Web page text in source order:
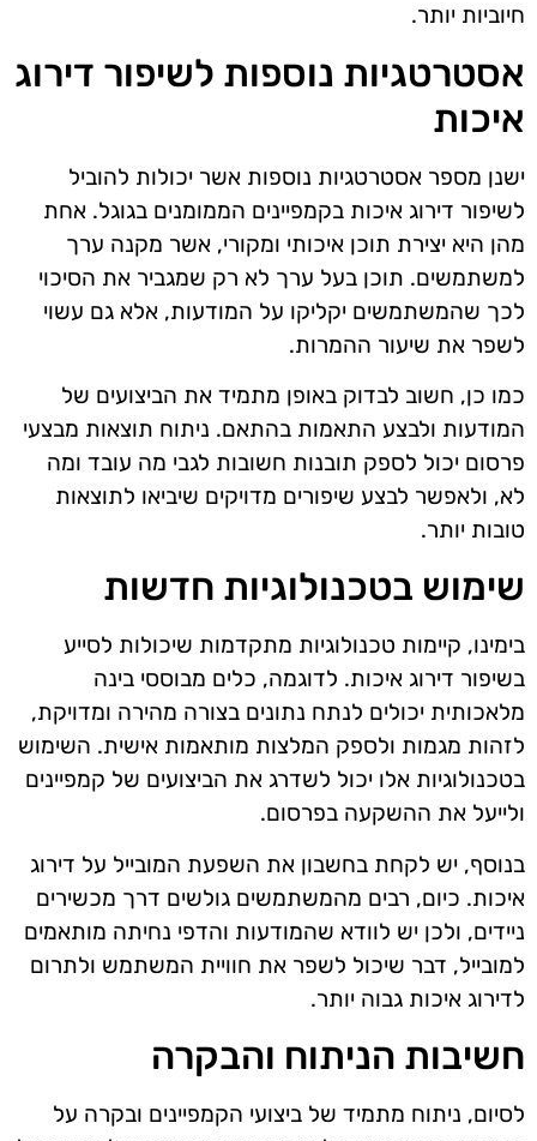
חיוביות יותר.
אסטרטגיות נוספות לשיפור דירוג
איכות
ישנן מספר אסטרטגיות נוספות אשר יכולות להוביל
לשיפור דירוג איכות בקמפיינים הממומנים בגוגל. אחת
מהן היא יצירת תוכן איכותי ומקורי, אשר מקנה ערך
למשתמשים. תוכן בעל ערך לא רק שמגביר את הסיכוי
לכך שהמשתמשים יקליקו על המודעות, אלא גם עשוי
לשפר את שיעור ההמרות.
כמו כן, חשוב לבדוק באופן מתמיד את הביצועים של
המודעות ולבצע התאמות בהתאם. ניתוח תוצאות מבצעי
פרסום יכול לספק תובנות חשובות לגבי מה עובד ומה
לא, ולאפשר לבצע שיפורים מדויקים שיביאו לתוצאות
טובות יותר.
שימוש בטכנולוגיות חדשות
בימינו, קיימות טכנולוגיות מתקדמות שיכולות לסייע
בשיפור דירוג איכות. לדוגמה, כלים מבוססי בינה
מלאכותית יכולים לנתח נתונים בצורה מהירה ומדויקת,
לזהות מגמות ולספק המלצות מותאמות אישית. השימוש
בטכנולוגיות אלו יכול לשדרג את הביצועים של קמפיינים
ולייעל את ההשקעה בפרסום.
בנוסף, יש לקחת בחשבון את השפעת המובייל על דירוג
איכות. כיום, רבים מהמשתמשים גולשים דרך מכשירים
ניידים, ולכן יש לוודא שהמודעות והדפי נחיתה מותאמים
למובייל, דבר שיכול לשפר את חוויית המשתמש ולתרום
לדירוג איכות גבוה יותר.
חשיבות הניתוח והבקרה
לסיום, ניתוח מתמיד של ביצועי הקמפיינים ובקרה על